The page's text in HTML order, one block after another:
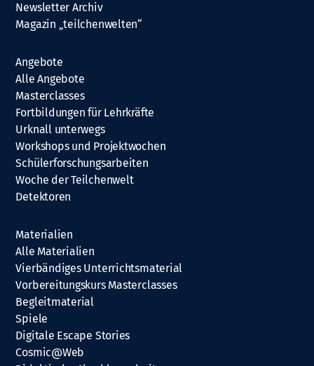
Newsletter Archiv
Magazin „teilchenwelten“
Angebote
Alle Angebote
Masterclasses
Fortbildungen für Lehrkräfte
Urknall unterwegs
Workshops und Projektwochen
Schülerforschungsarbeiten
Woche der Teilchenwelt
Detektoren
Materialien
Alle Materialien
Vierbändiges Unterrichtsmaterial
Vorbereitungskurs Masterclasses
Begleitmaterial
Spiele
Digitale Escape Stories
Cosmic@Web